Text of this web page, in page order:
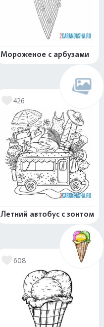
Мороженое с арбузами
426
Летний автобус с зонтом
608